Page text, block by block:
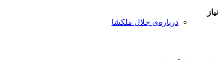
درباره‌ی جلال ملکشا
نیاز